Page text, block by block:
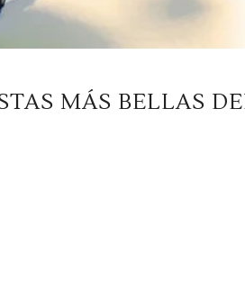
MÁS BELLAS